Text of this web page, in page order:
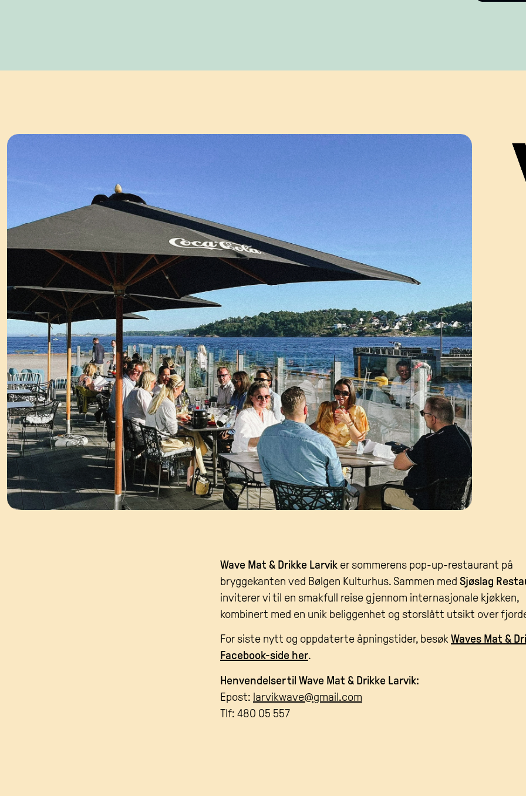
Wave Mat & Drikke Larviker sommerens pop-up-restaurant på
bryggekanten ved Bølgen Kulturhus. Sammen med Sjøslag
inviterer vi til en smakfull reise gjennom internasjonale kjøkken,
kombinert med en unik beliggenhet og storslått utsikt over
For siste nytt og oppdaterte åpningstider, besøk Waves Mat &
Facebook-side her.
Henvendelser til Wave Mat & Drikke Larvik:
Epost: larvikwave@gmail.com
Tlf: 480 05 557